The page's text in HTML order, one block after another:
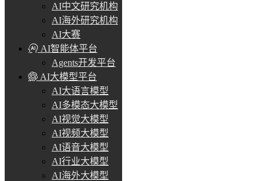
AI中文研究机构
AI海外研究机构
AI大赛
AI智能体平台
Agents开发平台
AI大模型平台
AI大语言模型
AI多模态大模型
AI视觉大模型
AI视频大模型
AI语音大模型
AI行业大模型
AI海外大模型